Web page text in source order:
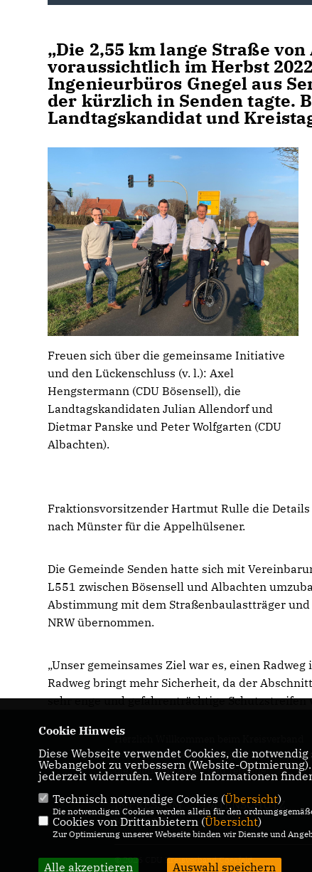
Die 2,55 km lange Straße
voraussichtlich im Herbst
Ingenieurbüros Gnegel aus
der kürzlich in Senden tagte.
Landtagskandidat und
Freuen sich über die gemeinsame Initiative
und den Lückenschluss (v. l.): Axel
Hengstermann (CDU Bösensell), die
Landtagskandidaten Julian Allendorf und
Dietmar Panske und Peter Wolfgarten (CDU
Albachten).
Fraktionsvorsitzender Hartmut Rulle die
nach Münster für die Appelhülsener.
Die Gemeinde Senden hatte sich mit
L551 zwischen Bösensell und Albachten
Abstimmung mit dem Straßenbaulastträger
NRW übernommen.
Unser gemeinsames Ziel war es, einen
Radweg bringt mehr Sicherheit, da der
sehr enge und gefahrenträchtige Schutzstreifen
Herzlich Willkommen beim Kreisverband
Coesfeld! Hier erhalten Sie Informationen
die politische Arbeit und Termine.
IMPRESSUM
DATENSCHUTZ
KONTAKT
© 2026 CDU Kreisverband Coesfeld
Cookie Hinweis
Diese Webseite verwendet Cookies, die
Webangebot zu verbessern (Website-
jederzeit widerrufen. Weitere Informationen
Technisch notwendige Cookies (Übersicht)
Die notwendigen Cookies werden allein für den
Cookies von Drittanbietern (Übersicht)
Zur Optimierung unserer Webseite binden wir Dienste und
Alle akzeptieren Auswahl speichern